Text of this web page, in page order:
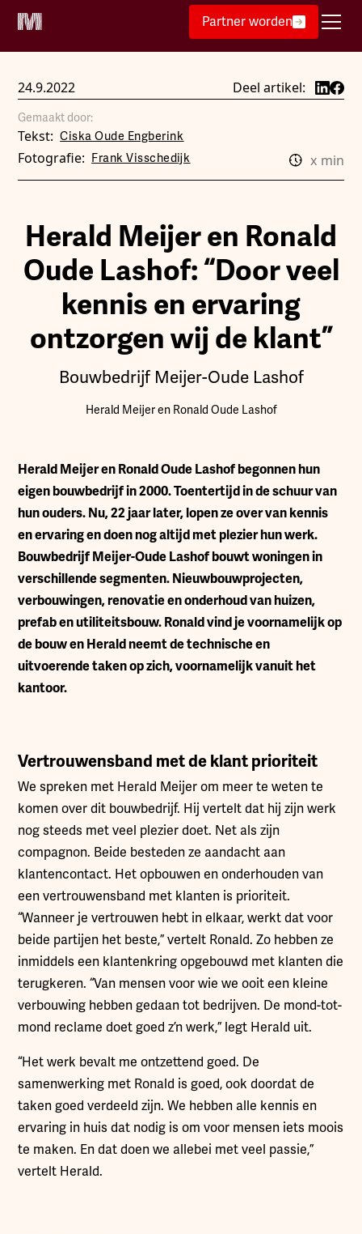
Partner worden
24.9.2022 Deel artikel:
Gemaakt door:
Tekst: Ciska Oude Engberink
Fotografie: Frank Visschedijk x min
Herald Meijer en Ronald
Oude Lashof: “Door veel
kennis en ervaring
ontzorgen wij de klant”
Bouwbedrijf Meijer-Oude Lashof
Herald Meijer en Ronald Oude Lashof
Herald Meijer en Ronald Oude Lashof begonnen hun
eigen bouwbedrijf in 2000. Toentertijd in de schuur van
hun ouders. Nu, 22 jaar later, lopen ze over van kennis
en ervaring en doen nog altijd met plezier hun werk.
Bouwbedrijf Meijer-Oude Lashof bouwt woningen in
verschillende segmenten. Nieuwbouwprojecten,
verbouwingen, renovatie en onderhoud van huizen,
prefab en utiliteitsbouw. Ronald vind je voornamelijk op
de bouw en Herald neemt de technische en
uitvoerende taken op zich, voornamelijk vanuit het
kantoor.
Vertrouwensband met de klant prioriteit
We spreken met Herald Meijer om meer te weten te
komen over dit bouwbedrijf. Hij vertelt dat hij zijn werk
nog steeds met veel plezier doet. Net als zijn
compagnon. Beide besteden ze aandacht aan
klantencontact. Het opbouwen en onderhouden van
een vertrouwensband met klanten is prioriteit.
“Wanneer je vertrouwen hebt in elkaar, werkt dat voor
beide partijen het beste,” vertelt Ronald. Zo hebben ze
inmiddels een klantenkring opgebouwd met klanten die
terugkeren. “Van mensen voor wie we ooit een kleine
verbouwing hebben gedaan tot bedrijven. De mond-tot-
mond reclame doet goed z’n werk,” legt Herald uit.
“Het werk bevalt me ontzettend goed. De
samenwerking met Ronald is goed, ook doordat de
taken goed verdeeld zijn. We hebben alle kennis en
ervaring in huis dat nodig is om voor mensen iets moois
te maken. En dat doen we allebei met veel passie,”
vertelt Herald.